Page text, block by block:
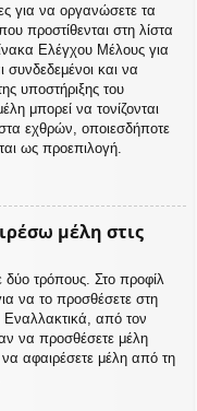
για να οργανώσετε τα
προστίθενται στη λίστα
Ελέγχου Μέλους για
και να
υποστήριξης του
μπορεί να τονίζονται
εχθρών, οποιεσδήποτε
ως προεπιλογή.
μέλη στις
δύο τρόπους. Στο προφίλ
να το προσθέσετε στη
Εναλλακτικά, από τον
να προσθέσετε μέλη
αφαιρέσετε μέλη από τη